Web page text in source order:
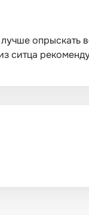
опрыскать
ситца